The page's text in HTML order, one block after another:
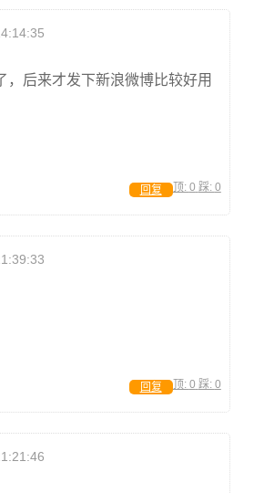
，后来才发下新浪微博比较好用
顶: 0 踩: 0
回复
顶: 0 踩: 0
回复